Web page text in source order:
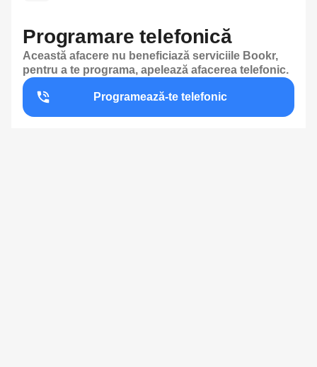
Programare telefonică
Această afacere nu beneficiază serviciile Bookr,
pentru a te programa, apelează afacerea telefonic.
Programează-te telefonic